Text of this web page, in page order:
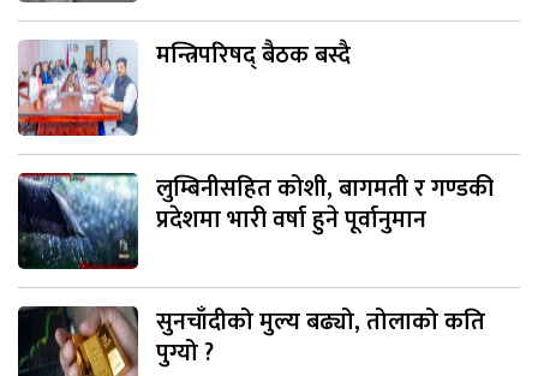
मन्त्रिपरिषद् बैठक बस्दै
लुम्बिनीसहित कोशी, बागमती र गण्डकी
प्रदेशमा भारी वर्षा हुने पूर्वानुमान
सुनचाँदीको मुल्य बढ्यो, तोलाको कति
पुग्यो ?